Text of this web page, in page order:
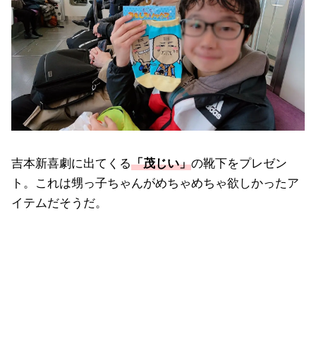
吉本新喜劇に出てくる「茂じい」の靴下をプレゼン
ト。これは甥っ子ちゃんがめちゃめちゃ欲しかったア
イテムだそうだ。